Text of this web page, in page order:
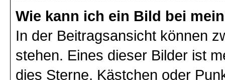
Wie kann ich ein Bild bei
In der Beitragsansicht können
stehen. Eines dieser Bilder ist
dies Sterne, Kästchen oder